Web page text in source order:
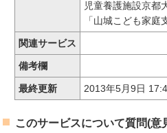
児童養護施設京都
「山城こども家庭
関連サービス
備考欄
最終更新 2013年5月9日
このサービスについて質問(意